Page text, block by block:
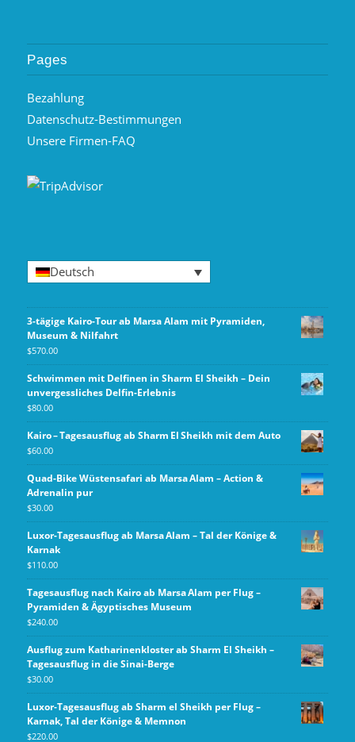
Pages
Bezahlung
Datenschutz-Bestimmungen
Unsere Firmen-FAQ
Deutsch
3-tägige Kairo-Tour ab Marsa Alam mit Pyramiden,
Museum & Nilfahrt
$570.00
Schwimmen mit Delfinen in Sharm El Sheikh – Dein
unvergessliches Delfin-Erlebnis
$80.00
Kairo – Tagesausflug ab Sharm El Sheikh mit dem Auto
$60.00
Quad-Bike Wüstensafari ab Marsa Alam – Action &
Adrenalin pur
$30.00
Luxor-Tagesausflug ab Marsa Alam – Tal der Könige &
Karnak
$110.00
Tagesausflug nach Kairo ab Marsa Alam per Flug –
Pyramiden & Ägyptisches Museum
$240.00
Ausflug zum Katharinenkloster ab Sharm El Sheikh –
Tagesausflug in die Sinai-Berge
$30.00
Luxor‑Tagesausflug ab Sharm el Sheikh per Flug –
Karnak, Tal der Könige & Memnon
$220.00